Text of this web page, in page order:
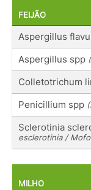
FEIJÃO
Aspergillus
Aspergillus spp
Colletotrichum
Penicillium spp
Sclerotinia
esclerotinia /
MILHO